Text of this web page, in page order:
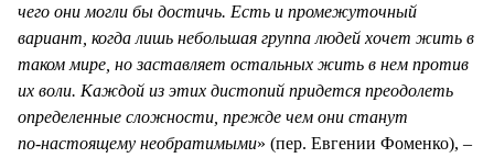
чего они могли бы достичь. Есть и промежуточный
вариант, когда лишь небольшая группа людей хочет жить в
таком мире, но заставляет остальных жить в нем против
их воли. Каждой из этих дистопий придется преодолеть
определенные сложности, прежде чем они станут
по‑настоящему необратимыми» (пер. Евгении Фоменко), –